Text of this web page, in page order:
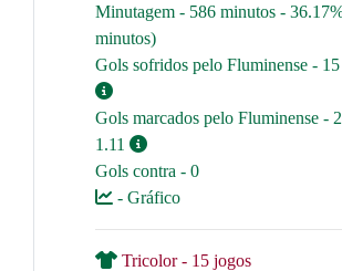
Minutagem - 586 minutos -
minutos)
Gols sofridos pelo Fluminense -
Gols marcados pelo Fluminense -
1.11
Gols contra - 0
- Gráfico
Tricolor - 15 jogos